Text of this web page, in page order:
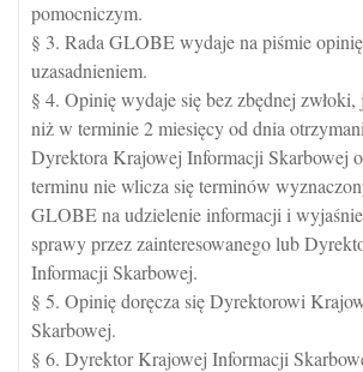
pomocniczym.
§ 3. Rada GLOBE wydaje na piśmie
uzasadnieniem.
§ 4. Opinię wydaje się bez zbędnej
niż w terminie 2 miesięcy od dnia
Dyrektora Krajowej Informacji Skarbowej
terminu nie wlicza się terminów
GLOBE na udzielenie informacji i
sprawy przez zainteresowanego lub
Informacji Skarbowej.
§ 5. Opinię doręcza się Dyrektorowi
Skarbowej.
§ 6. Dyrektor Krajowej Informacji